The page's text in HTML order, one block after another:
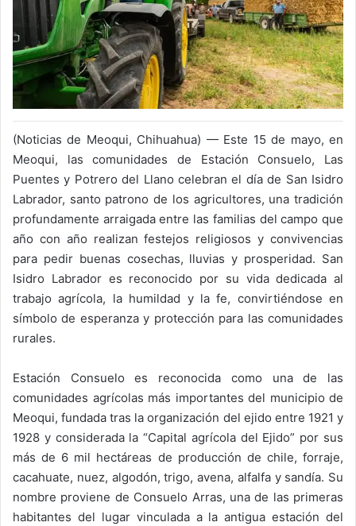
(Noticias de Meoqui, Chihuahua) — Este 15 de mayo, en
Meoqui, las comunidades de Estación Consuelo, Las
Puentes y Potrero del Llano celebran el día de San Isidro
Labrador, santo patrono de los agricultores, una tradición
profundamente arraigada entre las familias del campo que
año con año realizan festejos religiosos y convivencias
para pedir buenas cosechas, lluvias y prosperidad. San
Isidro Labrador es reconocido por su vida dedicada al
trabajo agrícola, la humildad y la fe, convirtiéndose en
símbolo de esperanza y protección para las comunidades
rurales.
Estación Consuelo es reconocida como una de las
comunidades agrícolas más importantes del municipio de
Meoqui, fundada tras la organización del ejido entre 1921 y
1928 y considerada la “Capital agrícola del Ejido” por sus
más de 6 mil hectáreas de producción de chile, forraje,
cacahuate, nuez, algodón, trigo, avena, alfalfa y sandía. Su
nombre proviene de Consuelo Arras, una de las primeras
habitantes del lugar vinculada a la antigua estación del